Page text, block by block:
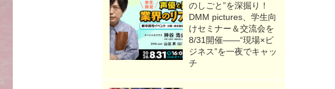
のしごと”を深掘り！
DMM pictures、学生向
けセミナー＆交流会を
8/31開催――“現場×ビ
ジネス”を一夜でキャッ
チ